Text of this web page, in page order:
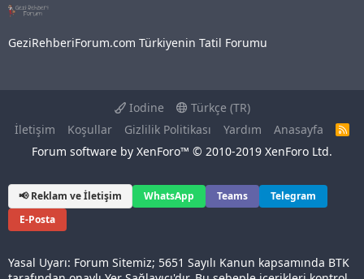
GeziRehberiForum.com Türkiyenin Tatil Forumu
Iodine
Türkçe (TR)
İletişim
Koşullar Gizlilik Politikası Yardım Anasayfa
R
Forum software by XenForo™ © 2010-2019 XenForo Ltd.
📢 Reklam ve İletişim WhatsApp Teams
Telegram
E-Posta
Yasal Uyarı: Forum Sitemiz; 5651 Sayılı Kanun kapsamında BTK